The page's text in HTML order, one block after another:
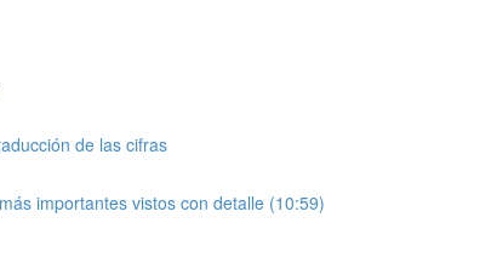
de las cifras
importantes vistos con detalle (10:59)